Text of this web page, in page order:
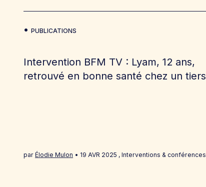
Intervention BFM TV : Lyam, 12 ans,
retrouvé en bonne santé chez un tiers
parÉlodie Mulon 19 AVR 2025
PUBLICATIONS
,Interventions & conférences